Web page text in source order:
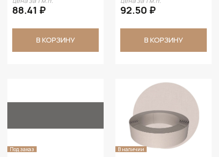
88.41 ₽
В КОРЗИНУ
92.50 ₽
В КОРЗИНУ
Под заказ В наличии